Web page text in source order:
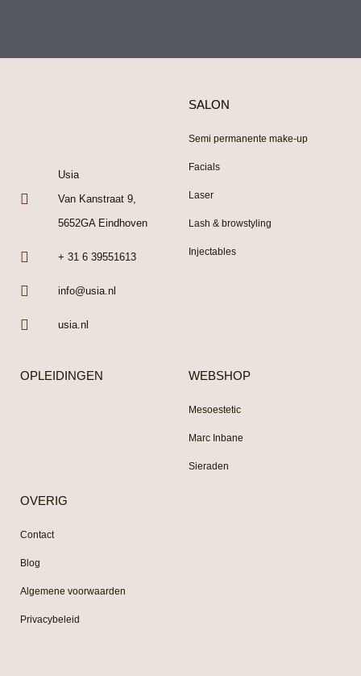
Usia
Van Kanstraat 9,
5652GA Eindhoven
+ 31 6 39551613
info@usia.nl
usia.nl
SALON
Semi permanente make-up
Facials
Laser
Lash & browstyling
Injectables
OPLEIDINGEN WEBSHOP
Mesoestetic
Marc Inbane
Sieraden
OVERIG
Contact
Blog
Algemene voorwaarden
Privacybeleid